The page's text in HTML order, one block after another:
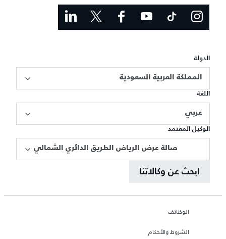
الدولة
المملكة العربية السعودية
اللغة
عربي
الوكيل المعتمد
صالة عرض الرياض الطريق الدائري الشمالي
ابحث عن وكالاتنا
الوظائف
الشروط والأحكام